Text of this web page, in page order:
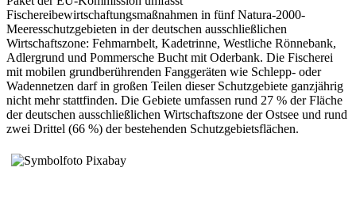
Fischereibewirtschaftungsmaßnahmen in fünf Natura-2000-
Meeresschutzgebieten in der deutschen ausschließlichen
Wirtschaftszone: Fehmarnbelt, Kadetrinne, Westliche Rönnebank,
Adlergrund und Pommersche Bucht mit Oderbank. Die Fischerei
mit mobilen grundberührenden Fanggeräten wie Schlepp- oder
Wadennetzen darf in großen Teilen dieser Schutzgebiete ganzjährig
nicht mehr stattfinden. Die Gebiete umfassen rund 27 % der Fläche
der deutschen ausschließlichen Wirtschaftszone der Ostsee und rund
zwei Drittel (66 %) der bestehenden Schutzgebietsflächen.